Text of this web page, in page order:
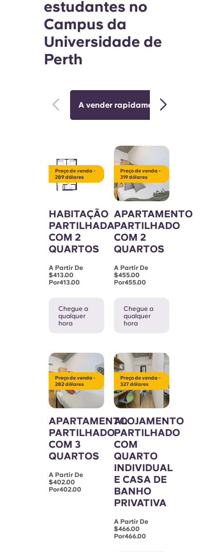
estudantes no
Campus da
Universidade de
Perth
A vender rapidamente 🔥
Preço de venda -
289 dólares
HABITAÇÃO
PARTILHADA
COM 2
QUARTOS
A Partir De
$413.00
Por413.00
Chegue a
qualquer
hora
Preço de venda -
319 dólares
APARTAMENTO
PARTILHADO
COM 2
QUARTOS
A Partir De
$455.00
Por455.00
Chegue a
qualquer
hora
Preço de venda -
282 dólares
APARTAMENTO
PARTILHADO
COM 3
QUARTOS
A Partir De
$402.00
Por402.00
Preço de venda -
327 dólares
ALOJAMENTO
PARTILHADO
COM
QUARTO
INDIVIDUAL
E CASA DE
BANHO
PRIVATIVA
A Partir De
$466.00
Por466.00